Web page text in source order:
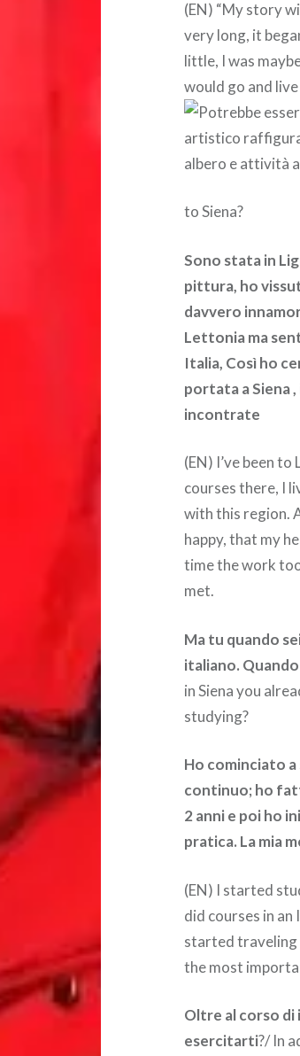
(EN) “My story
very long, it
little, I was
would go and
to Siena?
Sono stata in
pittura, ho
davvero
Lettonia ma
Italia, Così ho
portata a Siena
incontrate
(EN) I’ve been
courses there, I
with this region.
happy, that my
time the work
met.
Ma tu quando
italiano.
in Siena you
studying?
Ho cominciato
continuo; ho
2 anni e poi ho
pratica. La mia
(EN) I started
did courses in an
started traveling
the most
Oltre al corso di
esercitarti?/ In